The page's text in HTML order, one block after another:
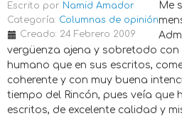
Escrito por Namid Amador
Categoría: Columnas de opinión
Creado: 24 Febrero 2009
Me
vergüenza ajena y sobretodo con
humano que en sus escritos,
coherente y con muy buena
tiempo del Rincón, pues veía que
escritos, de excelente calidad y